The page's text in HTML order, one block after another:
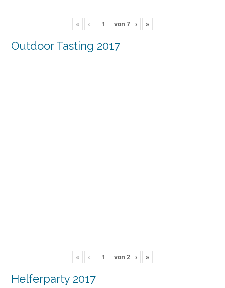
« ‹ von 7 › »
Outdoor Tasting 2017
« ‹ von 2 › »
Helferparty 2017